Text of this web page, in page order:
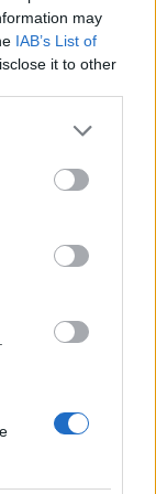
may
IAB’s List of
it to other